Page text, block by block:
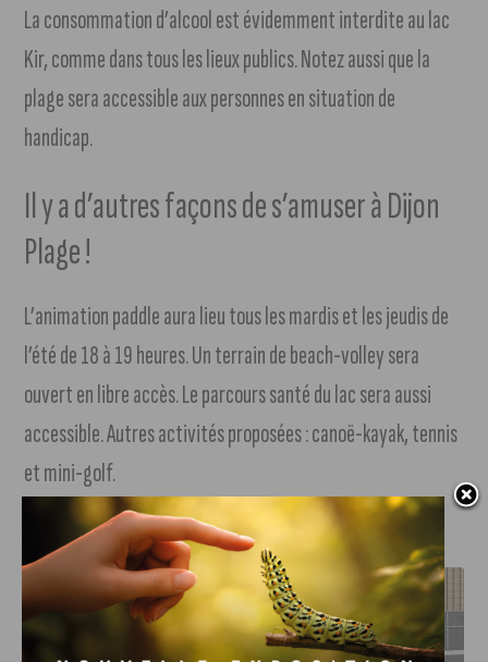
La consommation d’alcool est évidemment interdite au lac
Kir, comme dans tous les lieux publics. Notez aussi que la
plage sera accessible aux personnes en situation de
handicap.
Il y a d’autres façons de s’amuser à Dijon
Plage !
L’animation paddle aura lieu tous les mardis et les jeudis de
l’été de 18 à 19 heures. Un terrain de beach-volley sera
ouvert en libre accès. Le parcours santé du lac sera aussi
accessible. Autres activités proposées : canoë-kayak, tennis
et mini-golf.
J'AIME LE DFCO